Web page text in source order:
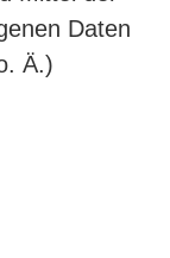
Daten
Ä.)